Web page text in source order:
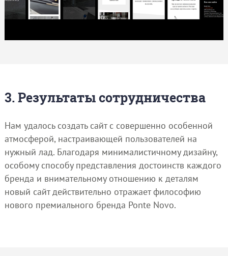
3. Результаты сотрудничества
Нам удалось создать сайт с совершенно особенной
атмосферой, настраивающей пользователей на
нужный лад. Благодаря минималистичному дизайну,
особому способу представления достоинств каждого
бренда и внимательному отношению к деталям
новый сайт действительно отражает философию
нового премиального бренда Ponte Novo.